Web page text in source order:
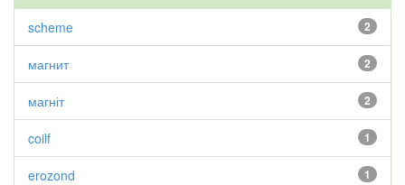
2
scheme
2
магнит
2
магніт
1
coilf
1
erozond